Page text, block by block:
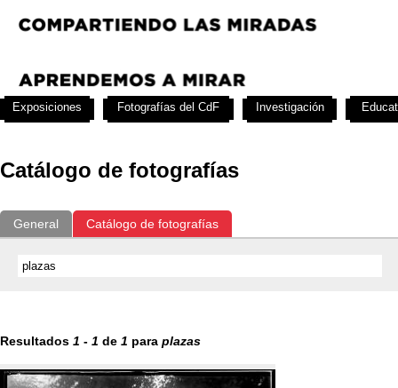
Catálogo de fotografías
General Catálogo de fotografías
Resultados 1 - 1 de 1 para plazas
Exposiciones Fotografías del CdF Investigación